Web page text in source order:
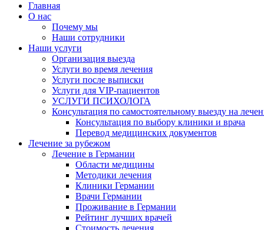
Главная
О нас
Почему мы
Наши сотрудники
Наши услуги
Организация выезда
Услуги во время лечения
Услуги после выписки
Услуги для VIP-пациентов
УСЛУГИ ПСИХОЛОГА
Консультация по самостоятельному выезду на
Консультация по выбору клиники и врача
Перевод медицинских документов
Лечение за рубежом
Лечение в Германии
Области медицины
Методики лечения
Клиники Германии
Врачи Германии
Проживание в Германии
Рейтинг лучших врачей